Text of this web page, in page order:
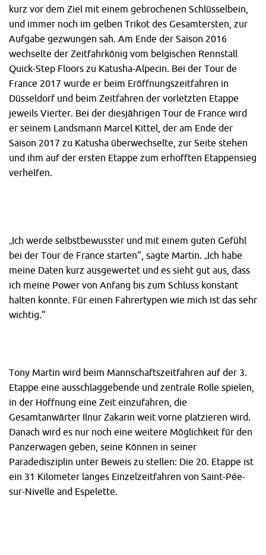
kurz vor dem Ziel mit einem gebrochenen Schlüsselbein,
und immer noch im gelben Trikot des Gesamtersten, zur
Aufgabe gezwungen sah. Am Ende der Saison 2016
wechselte der Zeitfahrkönig vom belgischen Rennstall
Quick-Step Floors zu Katusha-Alpecin. Bei der Tour de
France 2017 wurde er beim Eröffnungszeitfahren in
Düsseldorf und beim Zeitfahren der vorletzten Etappe
jeweils Vierter. Bei der diesjährigen Tour de France wird
er seinem Landsmann Marcel Kittel, der am Ende der
Saison 2017 zu Katusha überwechselte, zur Seite stehen
und ihm auf der ersten Etappe zum erhofften Etappensieg
verhelfen.
„Ich werde selbstbewusster und mit einem guten Gefühl
bei der Tour de France starten“, sagte Martin. „Ich habe
meine Daten kurz ausgewertet und es sieht gut aus, dass
ich meine Power von Anfang bis zum Schluss konstant
halten konnte. Für einen Fahrertypen wie mich ist das sehr
wichtig.“
Tony Martin wird beim Mannschaftszeitfahren auf der 3.
Etappe eine ausschlaggebende und zentrale Rolle spielen,
in der Hoffnung eine Zeit einzufahren, die
Gesamtanwärter Ilnur Zakarin weit vorne platzieren wird.
Danach wird es nur noch eine weitere Möglichkeit für den
Panzerwagen geben, seine Können in seiner
Paradedisziplin unter Beweis zu stellen: Die 20. Etappe ist
ein 31 Kilometer langes Einzelzeitfahren von Saint-Pée-
sur-Nivelle and Espelette.